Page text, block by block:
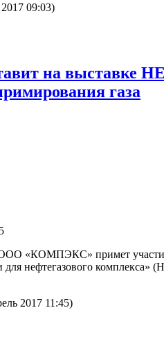
09:03)
на выставке
газа
ООО «КОМПЭКС» примет
для нефтегазового
2017 11:45)